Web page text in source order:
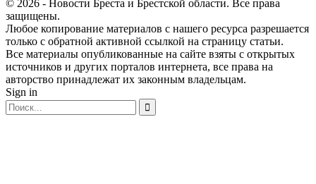
© 2026 - Новости Бреста и Брестской области. Все права
защищены.
Любое копирование материалов с нашего ресурса разрешается
только с обратной активной ссылкой на страницу статьи.
Все материалы опубликованные на сайте взяты с открытых
источников и других порталов интернета, все права на
авторство принадлежат их законным владельцам.
Sign in